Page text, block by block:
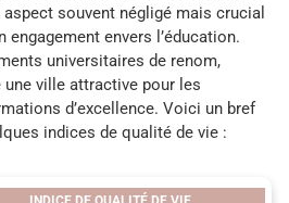
souvent négligé mais crucial
engagement envers l’éducation.
universitaires de renom,
ville attractive pour les
d’excellence. Voici un bref
indices de qualité de vie :